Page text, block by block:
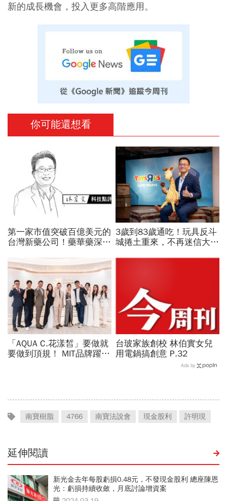
新的成長機會，投入更多高階應用。
你可能還想看
第一家市值突破百億美元的
台灣新藥公司！藥華藥深耕
田製藥？
3歲到83歲通吃！玩具反斗
城捲土重來，不再迷信大店
「AQUA C.花漾皙」要做就
要做到頂規！ MIT品牌躍上
台玻家族創校 林伯實女兒
用電鍋搞創意 P.32
Ads by
南寶樹脂 4766 南寶法說會 現金股利 許明現
延伸閱讀
新光金去年每股虧損0.48元，不發現金股利 總座陳恩
光：虧損持續收斂，月底討論增資案